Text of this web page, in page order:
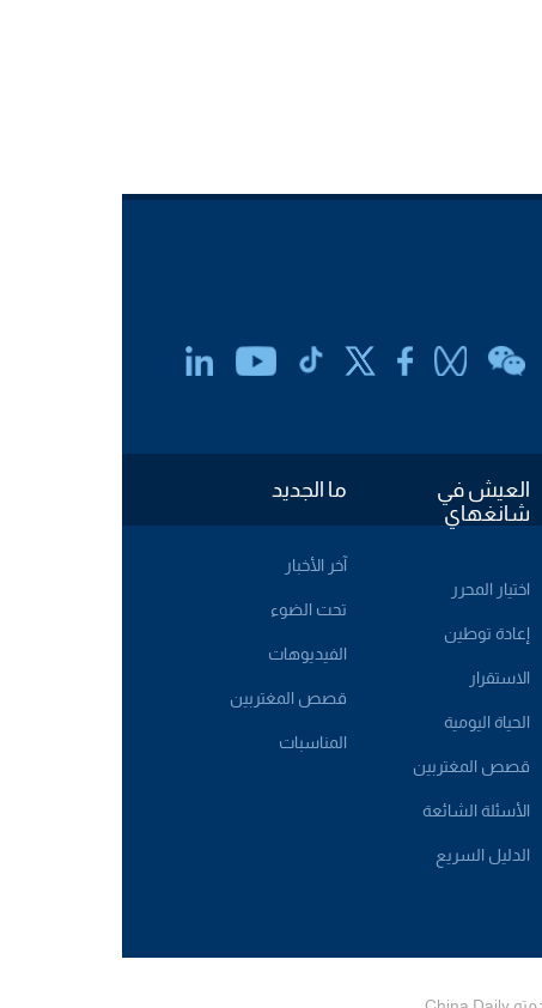
العيش في
شانغهاي
اختيار المحرر
إعادة توطين
الاستقرار
الحياة اليومية
قصص المغتربين
الأسئلة الشائعة
الدليل السريع
ما الجديد
آخر الأخبار
تحت الضوء
الفيديوهات
قصص المغتربين
المناسبات